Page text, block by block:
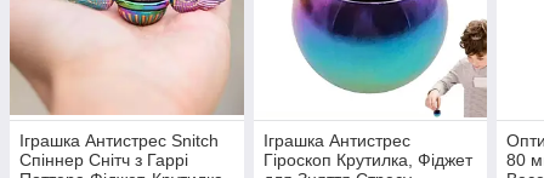
Іграшка Антистрес Snitch
Спіннер Снітч з Гаррі
Іграшка Антистрес
Гіроскоп Крутилка, Фіджет
80